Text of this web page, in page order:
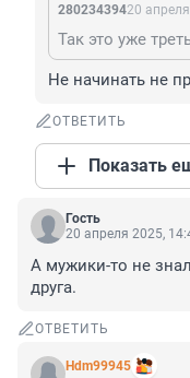
28023439420
Не начинать не
ОТВЕТИТЬ
Показать
Гость
20 апреля 2025,
А мужики-то не
друга.
ОТВЕТИТЬ
Hdm99945